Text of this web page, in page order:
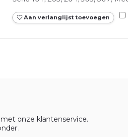
Aan verlanglijst toevoegen
onze klantenservice.